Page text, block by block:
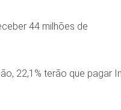
44 milhões de
22,1% terão que pagar